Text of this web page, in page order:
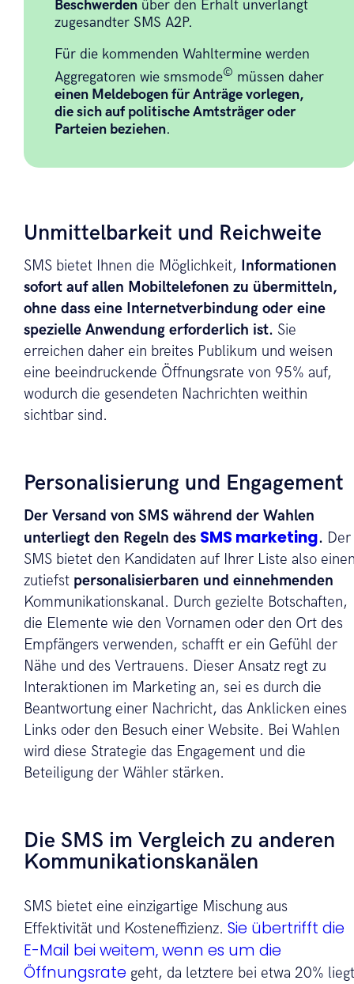
Beschwerden über den Erhalt unverlangt
zugesandter SMS A2P.
Für die kommenden Wahltermine werden
Aggregatoren wie smsmode© müssen daher
einen Meldebogen für Anträge vorlegen,
die sich auf politische Amtsträger oder
Parteien beziehen.
Unmittelbarkeit und Reichweite
SMS bietet Ihnen die Möglichkeit, Informationen
sofort auf allen Mobiltelefonen zu übermitteln,
ohne dass eine Internetverbindung oder eine
spezielle Anwendung erforderlich ist. Sie
erreichen daher ein breites Publikum und weisen
eine beeindruckende Öffnungsrate von 95% auf,
wodurch die gesendeten Nachrichten weithin
sichtbar sind.
Personalisierung und Engagement
Der Versand von SMS während der Wahlen
unterliegt den Regeln des SMS marketing. Der
SMS bietet den Kandidaten auf Ihrer Liste also
zutiefst personalisierbaren und einnehmenden
Kommunikationskanal. Durch gezielte Botschaften,
die Elemente wie den Vornamen oder den Ort des
Empfängers verwenden, schafft er ein Gefühl der
Nähe und des Vertrauens. Dieser Ansatz regt zu
Interaktionen im Marketing an, sei es durch die
Beantwortung einer Nachricht, das Anklicken eines
Links oder den Besuch einer Website. Bei Wahlen
wird diese Strategie das Engagement und die
Beteiligung der Wähler stärken.
Die SMS im Vergleich zu anderen
Kommunikationskanälen
SMS bietet eine einzigartige Mischung aus
Effektivität und Kosteneffizienz. Sie übertrifft die
E-Mail bei weitem, wenn es um die
Öffnungsrate geht, da letztere bei etwa 20% liegt